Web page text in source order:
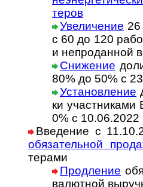
теров
Увеличение 26
с 60 до 120
и непро­дан­ной
Снижение
80% до 50% с
Установление
ки
0% с 10.06.2022
Введение с
обяза­тель­ной
терами
Продление
валютной